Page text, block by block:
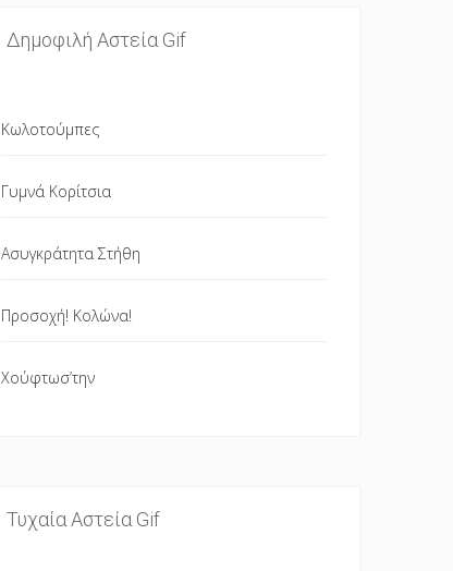
Δημοφιλή Αστεία Gif
Κωλοτούμπες
Γυμνά Κορίτσια
Ασυγκράτητα Στήθη
Προσοχή! Κολώνα!
Χούφτωσ’την
Τυχαία Αστεία Gif